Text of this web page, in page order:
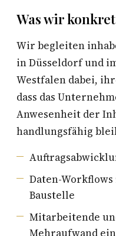
Was wir
Wir begleiten
in Düsseldorf und
Westfalen dabei,
dass das
Anwesenheit der
handlungsfähig
Daten-
Baustelle
Mitarbeitende
Mehraufwand